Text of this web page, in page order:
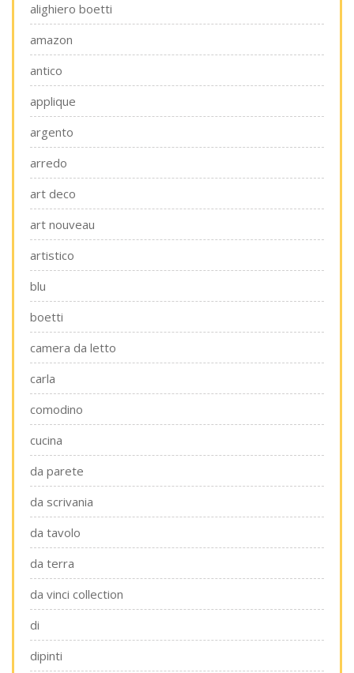
alighiero boetti
amazon
antico
applique
argento
arredo
art deco
art nouveau
artistico
blu
boetti
camera da letto
carla
comodino
cucina
da parete
da scrivania
da tavolo
da terra
da vinci collection
di
dipinti